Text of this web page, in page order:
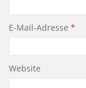
E-Mail-Adresse *
Website